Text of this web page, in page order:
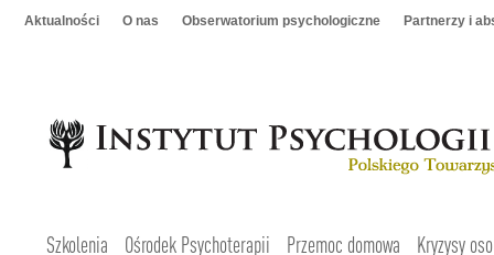
Aktualności O nas Obserwatorium psychologiczne Partnerzy i
Szkolenia Ośrodek Psychoterapii Przemoc domowa Kryzysy